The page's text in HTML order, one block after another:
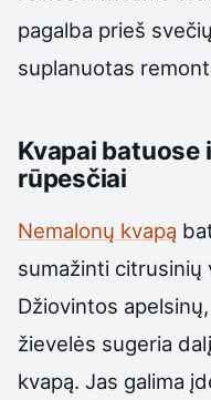
pagalba prieš
suplanuotas
Kvapai batuose
rūpesčiai
Nemalonų kvapą
sumažinti citrusinių
Džiovintos
žievelės sugeria
kvapą. Jas galima